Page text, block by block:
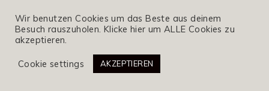
Männerecke
Nachhaltigkeit & Politik
News
Wir benutzen Cookies um das Beste aus deinem
Besuch rauszuholen. Klicke hier um ALLE Cookies zu
akzeptieren.
Cookie settings AKZEPTIEREN